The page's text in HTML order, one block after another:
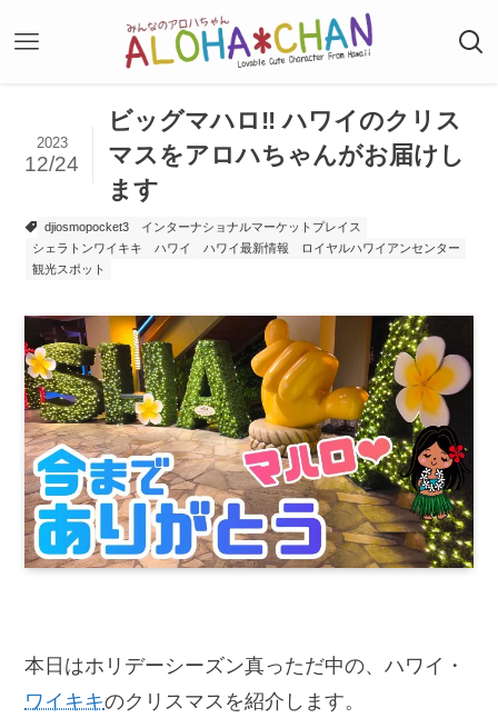
ビッグマハロ‼️ ハワイのクリス
マスをアロハちゃんがお届けし
ます
2023
12/24
djiosmopocket3
インターナショナルマーケットプレイス
シェラトンワイキキ
ハワイ ハワイ最新情報
ロイヤルハワイアンセンター
観光スポット
本日はホリデーシーズン真っただ中の、ハワイ・
ワイキキのクリスマスを紹介します。